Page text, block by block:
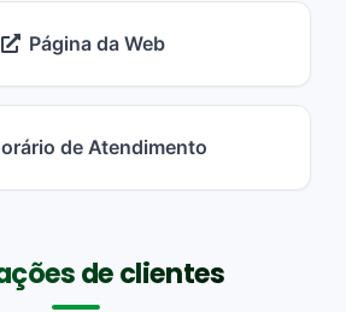
Página da Web
de Atendimento
de clientes